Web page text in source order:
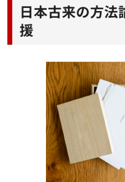
日本古来の方法
援